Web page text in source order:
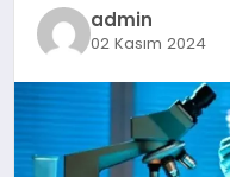
admin
02 Kasım 2024